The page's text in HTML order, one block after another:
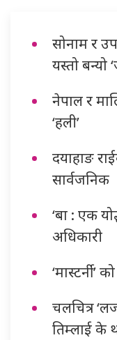
सोनाम र
यस्तो बन्यो
नेपाल र
‘हली’
दयाहाङ
सार्वजनिक
‘बा : एक
अधिकारी
‘मास्टर्नी’
चलचित्र
तिम्लाई के